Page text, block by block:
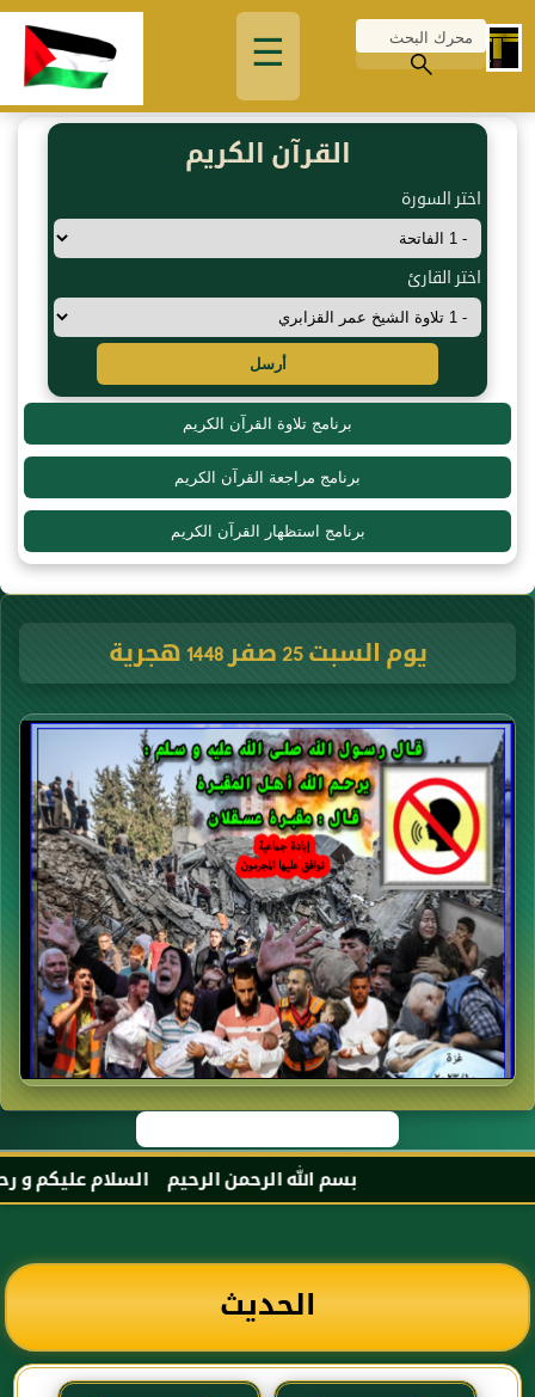
☰
القرآن الكريم
اختر السورة
اختر القارئ
أرسل
برنامج تلاوة القرآن الكريم
برنامج مراجعة القرآن الكريم
برنامج استظهار القرآن الكريم
يوم السبت 25 صفر 1448 هجرية
بسم الله الرحمن الرحيم السلام عليكم و رحمة
الحديث